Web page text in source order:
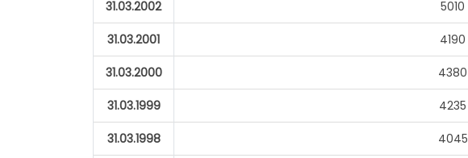
31.03.2002 5010
31.03.2001 4190
31.03.2000 4380
31.03.1999 4235
31.03.1998 4045